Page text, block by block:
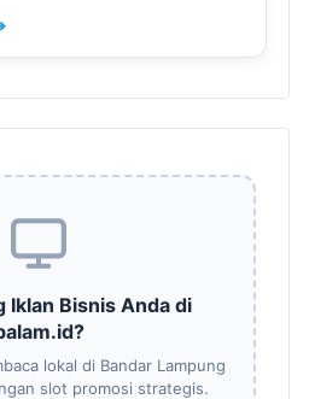
Iklan Bisnis Anda di
lokal di Bandar Lampung
slot promosi strategis.